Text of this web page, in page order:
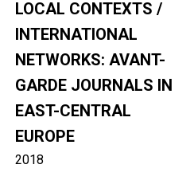
LOCAL CONTEXTS /
INTERNATIONAL
NETWORKS: AVANT-
GARDE JOURNALS IN
EAST-CENTRAL
EUROPE
2018